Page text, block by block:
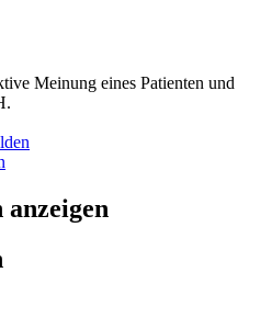
Meinung eines Patienten und